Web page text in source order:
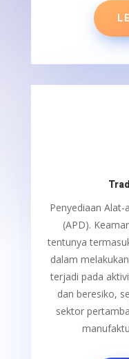
Penyediaan
(APD).
tentunya
dalam
terjadi pada
dan beresiko,
sektor